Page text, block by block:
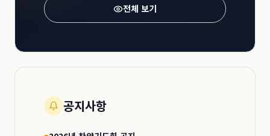
전체 보기
공지사항